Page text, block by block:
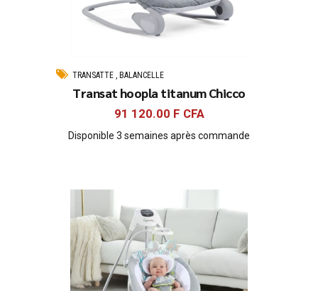
TRANSATTE , BALANCELLE
Transat hoopla titanum Chicco
91 120.00 F CFA
Disponible 3 semaines après commande